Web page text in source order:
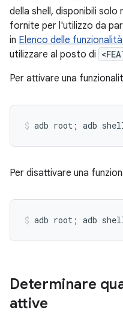
della shell, disponibili solo
fornite per l'utilizzo da
in Elenco delle
utilizzare al posto di
Per attivare una
Per disattivare una
Determinare
attive